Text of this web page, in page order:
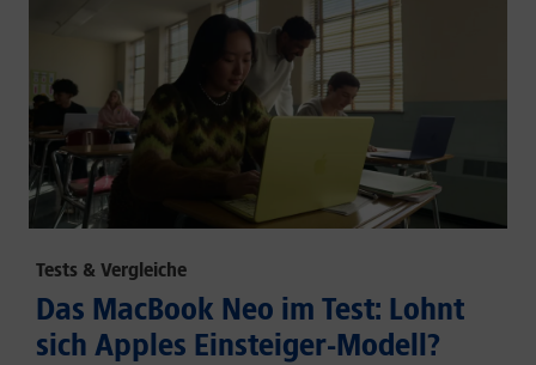
Tests & Vergleiche
Das MacBook Neo im Test: Lohnt
sich Apples Einsteiger-Modell?